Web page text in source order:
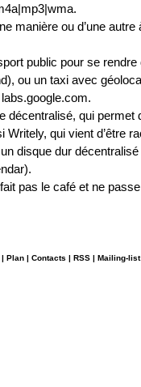
manière ou d’une
public pour se rendre
ou un taxi avec
décentralisé, qui permet
Writely, qui vient d’être
disque dur
pas le café et ne passe
| Plan | Contacts | RSS | Mailing-list